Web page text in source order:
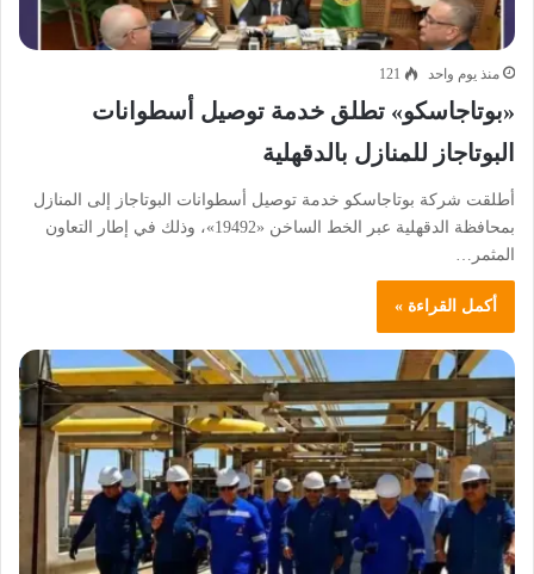
منذ يوم واحد 121
«بوتاجاسكو» تطلق خدمة توصيل أسطوانات
البوتاجاز للمنازل بالدقهلية
أطلقت شركة بوتاجاسكو خدمة توصيل أسطوانات البوتاجاز إلى المنازل
بمحافظة الدقهلية عبر الخط الساخن «19492»، وذلك في إطار التعاون
المثمر…
أكمل القراءة »